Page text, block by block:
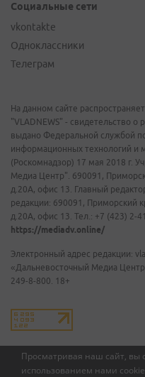
Просматривая наш сайт, вы
использованием нами
Социальные сети
vkontakte
Одноклассники
Телеграм
На данном сайте
"VLADNEWS" - свидетельство
выдано Федеральной службой
информационных технологий и
(Роскомнадзор) 17 мая 2018 г.
Медиа Центр". 690091,
д.20А, офис 13. Главный
редакции: 690091, Приморский
д.20А, офис 13. Тел.: +7 (423) 2-
https://mediadv.online/
Электронный адрес редакции:
«Дальневосточный Медиа
249-8-800. 18+